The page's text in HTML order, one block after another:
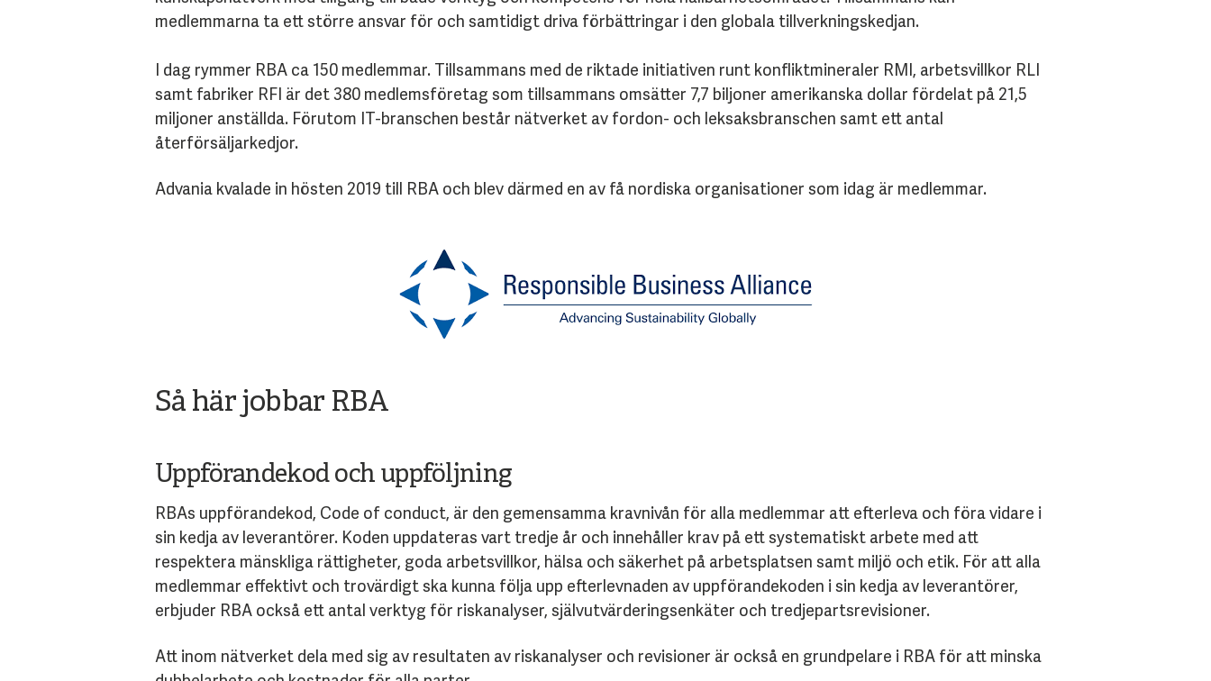
medlemmarna ta ett större ansvar för och samtidigt driva förbättringar i den globala tillverkningskedjan.
I dag rymmer RBA ca 150 medlemmar. Tillsammans med de riktade initiativen runt konfliktmineraler RMI, arbetsvillkor RLI
samt fabriker RFI är det 380 medlemsföretag som tillsammans omsätter 7,7 biljoner amerikanska dollar fördelat på 21,5
miljoner anställda. Förutom IT-branschen består nätverket av fordon- och leksaksbranschen samt ett antal
återförsäljarkedjor.
Advania kvalade in hösten 2019 till RBA och blev därmed en av få nordiska organisationer som idag är medlemmar.
Så här jobbar RBA
Uppförandekod och uppföljning
RBAs uppförandekod, Code of conduct, är den gemensamma kravnivån för alla medlemmar att efterleva och föra vidare i
sin kedja av leverantörer. Koden uppdateras vart tredje år och innehåller krav på ett systematiskt arbete med att
respektera mänskliga rättigheter, goda arbetsvillkor, hälsa och säkerhet på arbetsplatsen samt miljö och etik. För att alla
medlemmar effektivt och trovärdigt ska kunna följa upp efterlevnaden av uppförandekoden i sin kedja av leverantörer,
erbjuder RBA också ett antal verktyg för riskanalyser, självutvärderingsenkäter och tredjepartsrevisioner.
Att inom nätverket dela med sig av resultaten av riskanalyser och revisioner är också en grundpelare i RBA för att minska